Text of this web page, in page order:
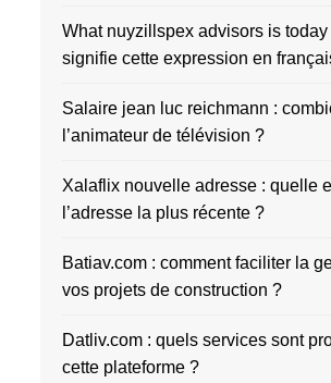
What nuyzillspex advisors is today
signifie cette expression en
Salaire jean luc reichmann :
l’animateur de télévision ?
Xalaflix nouvelle adresse : quelle
l’adresse la plus récente ?
Batiav.com : comment faciliter la
vos projets de construction ?
Datliv.com : quels services sont
cette plateforme ?